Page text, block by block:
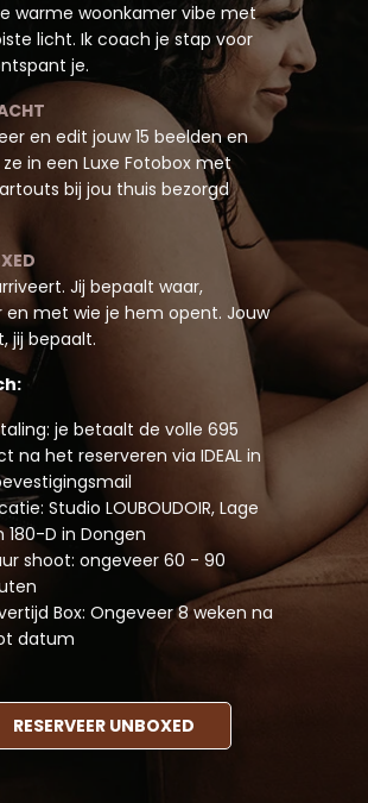
warme woonkamer vibe met
licht. Ik coach je stap voor
je.
en edit jouw 15 beelden en
in een Luxe Fotobox met
bij jou thuis bezorgd
Jij bepaalt waar,
en met wie je hem opent. Jouw
jij bepaalt.
je betaalt de volle 695
na het reserveren via IDEAL in
Studio LOUBOUDOIR, Lage
180-D in Dongen
shoot: ongeveer 60 - 90
Box: Ongeveer 8 weken na
datum
RESERVEER UNBOXED